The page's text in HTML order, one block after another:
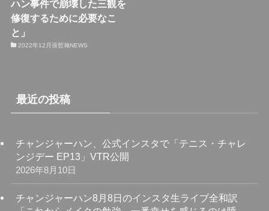
ハン事件で崩壊した三観を
修復するために必要なこ
と」
2022年12月張哲瀚NEWS
最近の投稿
チャンジャーハン、公式インスタで「テニス・チャレ
ンジデー EP13」VTR公開
2026年8月10日
チャンジャーハン8月8日のインスタ生ライブ全和訳